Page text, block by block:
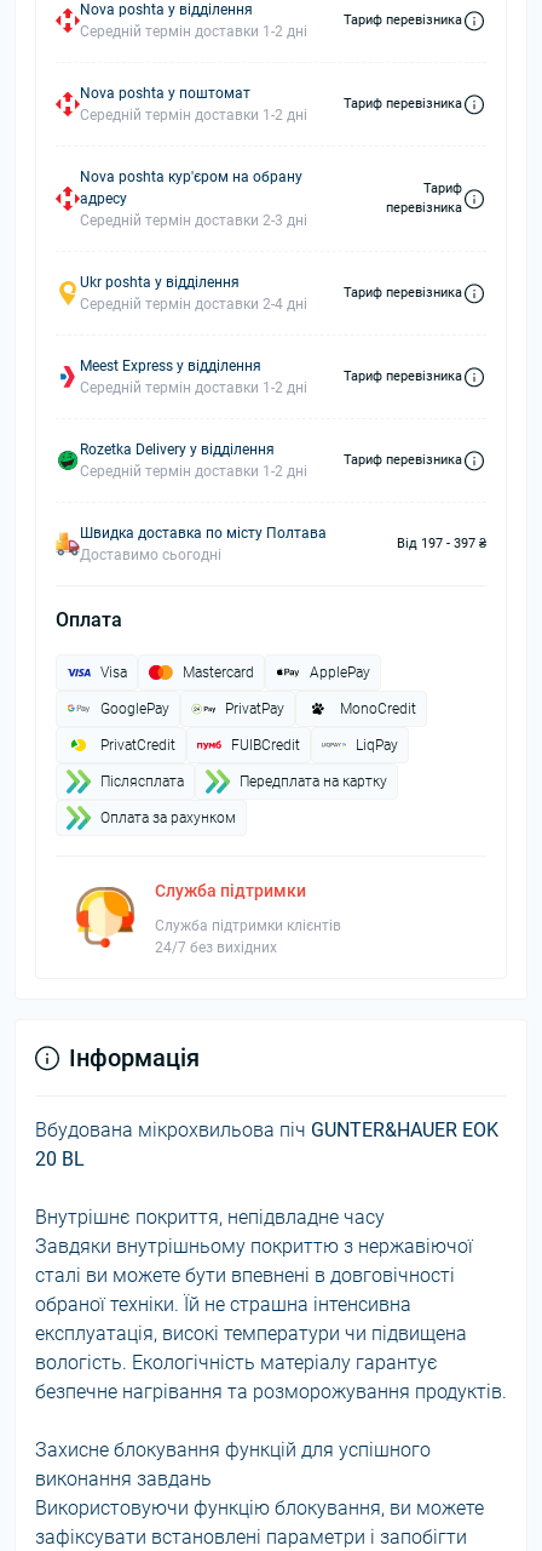
Nova poshta у відділення
Середній термін доставки 1-2 дні
Тариф перевізника
Nova poshta у поштомат
Середній термін доставки 1-2 дні
Тариф перевізника
Nova poshta кур'єром на обрану
адресу
Середній термін доставки 2-3 дні
Тариф
перевізника
Ukr poshta у відділення
Середній термін доставки 2-4 дні
Тариф перевізника
Meest Express у відділення
Середній термін доставки 1-2 дні
Тариф перевізника
Rozetka Delivery у відділення
Середній термін доставки 1-2 дні
Тариф перевізника
Швидка доставка по місту Полтава
Доставимо сьогодні
Від 197 - 397 ₴
Оплата
Visa Mastercard ApplePay
GooglePay PrivatPay MonoCredit
PrivatCredit FUIBCredit LiqPay
Пiслясплата Передплата на картку
Оплата за рахунком
Служба підтримки
Служба підтримки клієнтів
24/7 без вихідних
Інформація
Вбудована мікрохвильова піч GUNTER&HAUER EOK
20 BL
Внутрішнє покриття, непідвладне часу
Завдяки внутрішньому покриттю з нержавіючої
сталі ви можете бути впевнені в довговічності
обраної техніки. Їй не страшна інтенсивна
експлуатація, високі температури чи підвищена
вологість. Екологічність матеріалу гарантує
безпечне нагрівання та розморожування продуктів.
Захисне блокування функцій для успішного
виконання завдань
Використовуючи функцію блокування, ви можете
зафіксувати встановлені параметри і запобігти